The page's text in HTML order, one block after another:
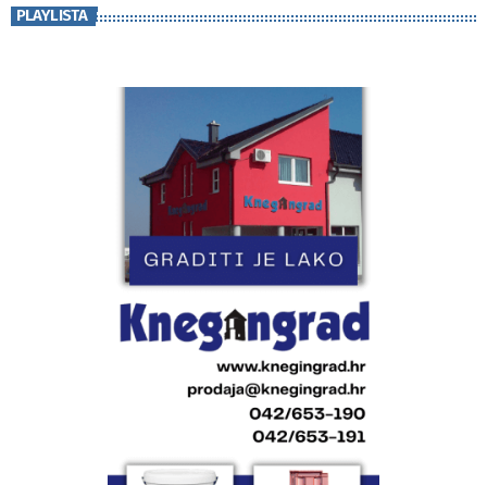
PLAYLISTA